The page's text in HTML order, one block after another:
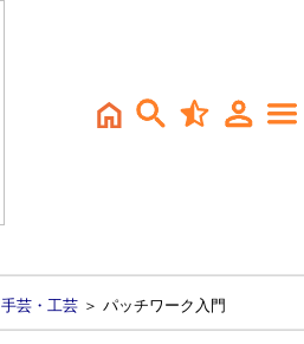
手芸・工芸 ＞ パッチワーク入門